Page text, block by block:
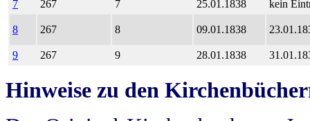
7
267 7 25.01.1838 kein
8 267 8 09.01.1838
9 267 9 28.01.1838
Hinweise zu den